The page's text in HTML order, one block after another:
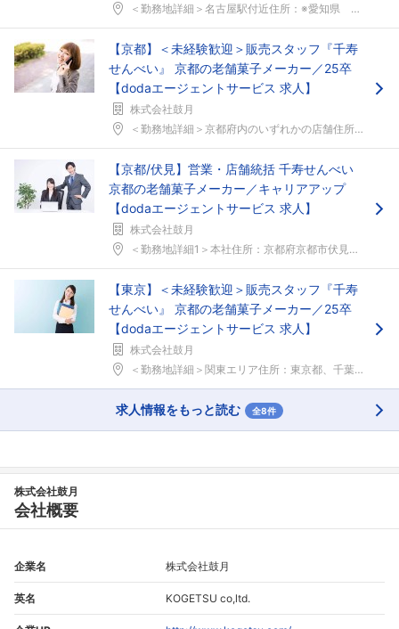
＜勤務地詳細＞名古屋駅付近住所：※愛知県 名古屋駅...
【京都】＜未経験歓迎＞販売スタッフ『千寿
せんべい』 京都の老舗菓子メーカー／25卒
【dodaエージェントサービス 求人】
株式会社鼓月
＜勤務地詳細＞京都府内のいずれかの店舗住所：京都府...
【京都/伏見】営業・店舗統括 千寿せんべい
京都の老舗菓子メーカー／キャリアアップ
【dodaエージェントサービス 求人】
株式会社鼓月
＜勤務地詳細1＞本社住所：京都府京都市伏見区横大路...
【東京】＜未経験歓迎＞販売スタッフ『千寿
せんべい』 京都の老舗菓子メーカー／25卒
【dodaエージェントサービス 求人】
株式会社鼓月
＜勤務地詳細＞関東エリア住所：東京都、千葉県、神奈...
求人情報をもっと読む 全8件
株式会社鼓月
会社概要
企業名 株式会社鼓月
英名 KOGETSU co,ltd.